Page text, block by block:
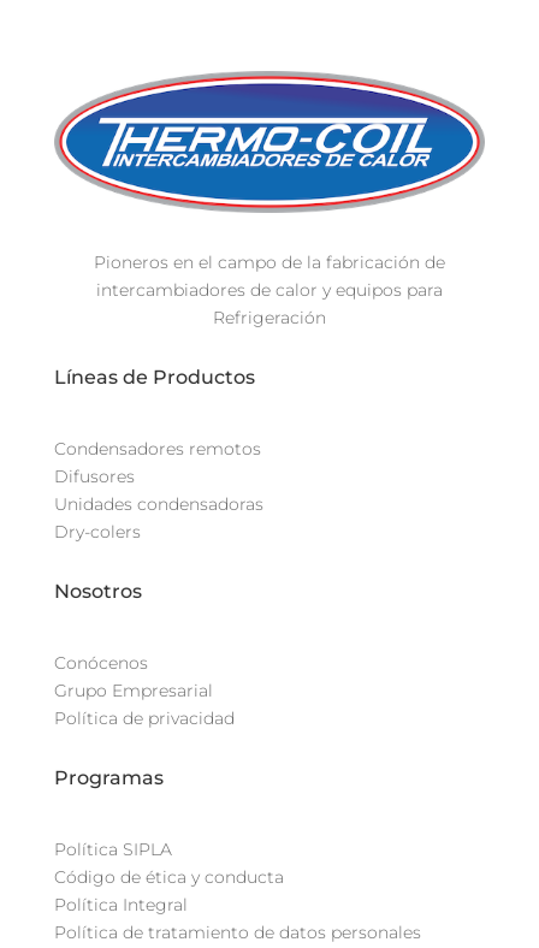
Pioneros en el campo de la fabricación de
intercambiadores de calor y equipos para
Refrigeración
Líneas de Productos
Condensadores remotos
Difusores
Unidades condensadoras
Dry-colers
Nosotros
Conócenos
Grupo Empresarial
Política de privacidad
Programas
Política SIPLA
Código de ética y conducta
Política Integral
Política de tratamiento de datos personales